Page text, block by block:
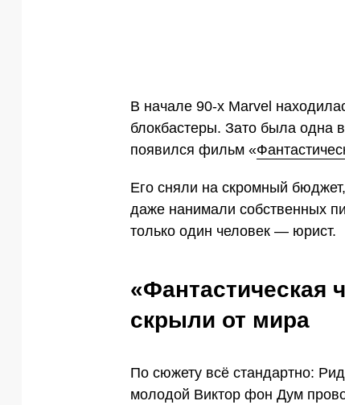
В начале 90-х Marvel
блокбастеры. Зато была одна
появился фильм «
Его сняли на скромный
даже нанимали собственных
только один человек — юрист.
«Фантастическая
скрыли от мира
По сюжету всё стандартно:
молодой Виктор фон Дум